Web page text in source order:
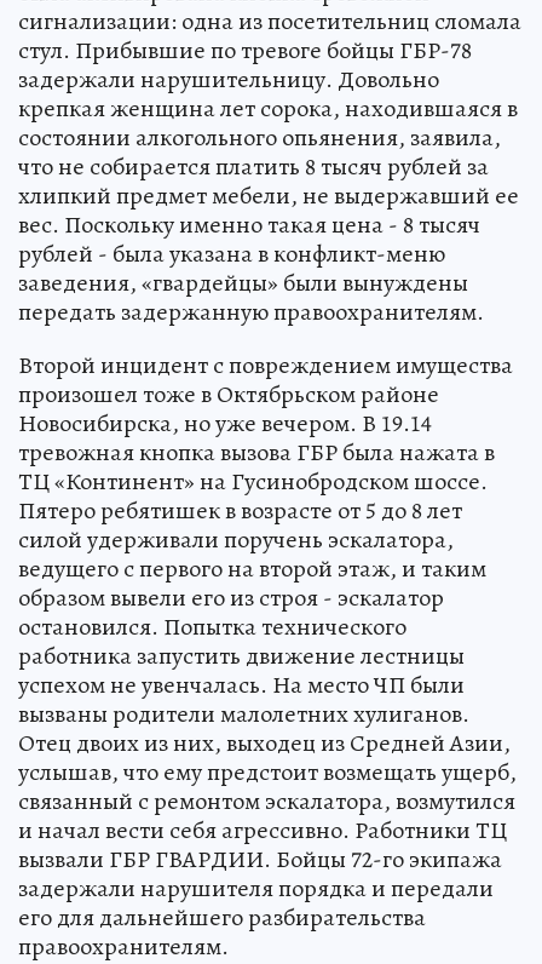
сигнализации: одна из посетительниц сломала
стул. Прибывшие по тревоге бойцы ГБР-78
задержали нарушительницу. Довольно
крепкая женщина лет сорока, находившаяся в
состоянии алкогольного опьянения, заявила,
что не собирается платить 8 тысяч рублей за
хлипкий предмет мебели, не выдержавший ее
вес. Поскольку именно такая цена - 8 тысяч
рублей - была указана в конфликт-меню
заведения, «гвардейцы» были вынуждены
передать задержанную правоохранителям.
Второй инцидент с повреждением имущества
произошел тоже в Октябрьском районе
Новосибирска, но уже вечером. В 19.14
тревожная кнопка вызова ГБР была нажата в
ТЦ «Континент» на Гусинобродском шоссе.
Пятеро ребятишек в возрасте от 5 до 8 лет
силой удерживали поручень эскалатора,
ведущего с первого на второй этаж, и таким
образом вывели его из строя - эскалатор
остановился. Попытка технического
работника запустить движение лестницы
успехом не увенчалась. На место ЧП были
вызваны родители малолетних хулиганов.
Отец двоих из них, выходец из Средней Азии,
услышав, что ему предстоит возмещать ущерб,
связанный с ремонтом эскалатора, возмутился
и начал вести себя агрессивно. Работники ТЦ
вызвали ГБР ГВАРДИИ. Бойцы 72-го экипажа
задержали нарушителя порядка и передали
его для дальнейшего разбирательства
правоохранителям.